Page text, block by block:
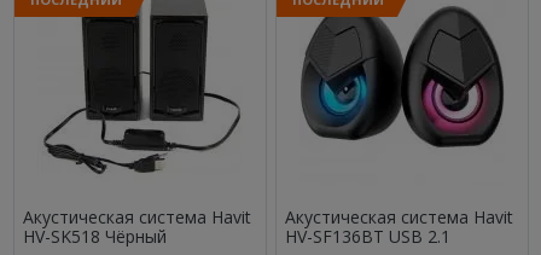
Акустическая система Havit
HV-SK518 Чёрный
Акустическая система Havit
HV-SF136BT USB 2.1